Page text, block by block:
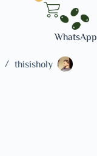
WhatsApp
thisisholy